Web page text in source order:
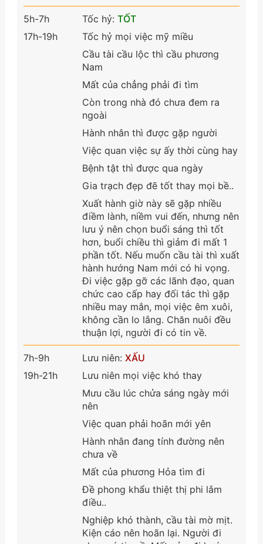
5h-7h
17h-19h
Tốc hỷ: TỐT
Tốc hỷ mọi việc mỹ miều
Cầu tài cầu lộc thì cầu phương
Nam
Mất của chẳng phải đi tìm
Còn trong nhà đó chưa đem ra
ngoài
Hành nhân thì được gặp người
Việc quan việc sự ấy thời cùng hay
Bệnh tật thì được qua ngày
Gia trạch đẹp đẽ tốt thay mọi bề..
Xuất hành giờ này sẽ gặp nhiều
điềm lành, niềm vui đến, nhưng nên
lưu ý nên chọn buổi sáng thì tốt
hơn, buổi chiều thì giảm đi mất 1
phần tốt. Nếu muốn cầu tài thì xuất
hành hướng Nam mới có hi vọng.
Đi việc gặp gỡ các lãnh đạo, quan
chức cao cấp hay đối tác thì gặp
nhiều may mắn, mọi việc êm xuôi,
không cần lo lắng. Chăn nuôi đều
thuận lợi, người đi có tin về.
7h-9h
19h-21h
Lưu niên: XẤU
Lưu niên mọi việc khó thay
Mưu cầu lúc chửa sáng ngày mới
nên
Việc quan phải hoãn mới yên
Hành nhân đang tính đường nên
chưa về
Mất của phương Hỏa tìm đi
Đề phong khẩu thiệt thị phi lắm
điều..
Nghiệp khó thành, cầu tài mờ mịt.
Kiện cáo nên hoãn lại. Người đi